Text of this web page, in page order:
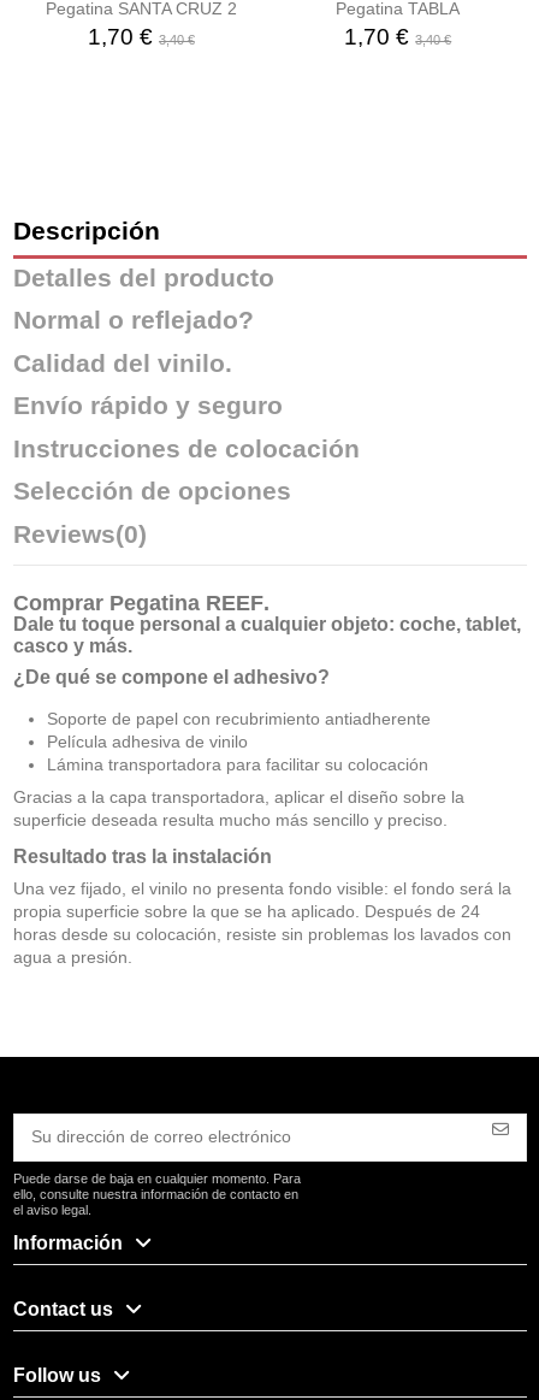
Pegatina SANTA CRUZ 2
1,70 € 3,40 €
Pegatina TABLA
1,70 €3,40 €
Descripción
Detalles del producto
Normal o reflejado?
Calidad del vinilo.
Envío rápido y seguro
Instrucciones de colocación
Selección de opciones
Reviews(0)
Comprar Pegatina REEF.
Dale tu toque personal a cualquier objeto: coche, tablet,
casco y más.
¿De qué se compone el adhesivo?
Soporte de papel con recubrimiento antiadherente
Película adhesiva de vinilo
Lámina transportadora para facilitar su colocación
Gracias a la capa transportadora, aplicar el diseño sobre la
superficie deseada resulta mucho más sencillo y preciso.
Resultado tras la instalación
Una vez fijado, el vinilo no presenta fondo visible: el fondo será la
propia superficie sobre la que se ha aplicado. Después de 24
horas desde su colocación, resiste sin problemas los lavados con
agua a presión.
Puede darse de baja en cualquier momento. Para
ello, consulte nuestra información de contacto en
el aviso legal.
Información
Contact us
Follow us